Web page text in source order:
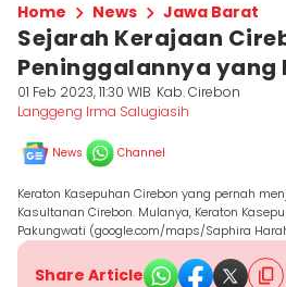
Home News Jawa Barat
Sejarah Kerajaan
Peninggalannya yang
01 Feb 2023, 11:30 WIB Kab. Cirebon
Langgeng Irma Salugiasih
News Channel
Keraton Kasepuhan Cirebon yang pernah
Kasultanan Cirebon. Mulanya, Keraton
Pakungwati (google.com/maps/Saphira
Share Article